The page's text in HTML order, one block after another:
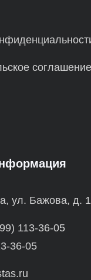
соглашение
ул. Бажова, д.
113-36-05
36-05